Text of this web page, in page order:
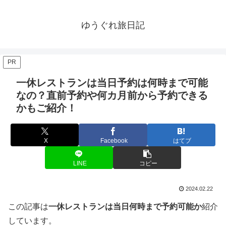
ゆうぐれ旅日記
PR
一休レストランは当日予約は何時まで可能
なの？直前予約や何カ月前から予約できる
かもご紹介！
X Facebook はてブ
LINE コピー
2024.02.22
この記事は一休レストランは当日何時まで予約可能か紹介
しています。